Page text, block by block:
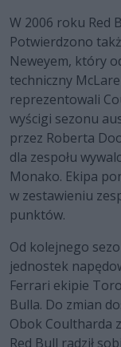
W 2006 roku Red
Potwierdzono
Neweyem, który
techniczny
reprezentowali
wyścigi sezonu
przez Roberta
dla zespołu
Monako. Ekipa
w zestawieniu
punktów.
Od kolejnego
jednostek
Ferrari ekipie
Bulla. Do zmian
Obok Coultharda
Red Bull radził